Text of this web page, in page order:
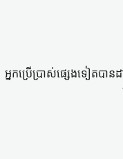
អ្នកប្រើប្រាស់​ផ្សេងទៀត​បា